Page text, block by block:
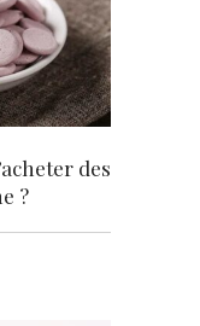
des
?